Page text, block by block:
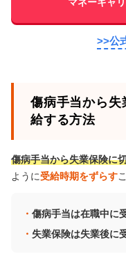
>>公
傷病手当から失
給する方法
傷病手当から失業保険に
ように受給時期をずらす
傷病手当は在職中に
失業保険は失業後に